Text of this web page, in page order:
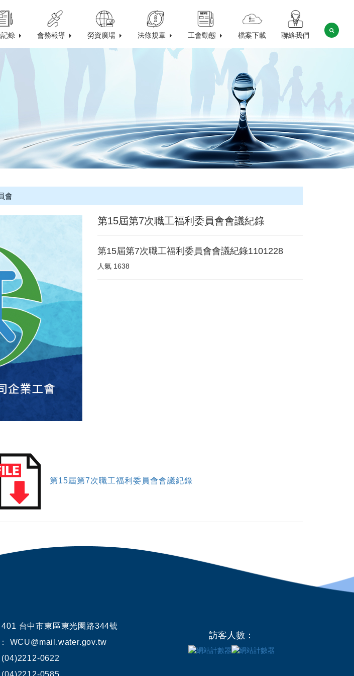
錄 會務報導 勞資廣場 法條規章 工會動態 檔案下載 聯絡我們
會
第15屆第7次職工福利委員會會議紀錄
第15屆第7次職工福利委員會會議紀錄1101228
人氣 1638
第15屆第7次職工福利委員會會議紀錄
401 台中市東區東光園路344號
WCU@mail.water.gov.tw
(04)2212-0622
(04)2212-0585
訪客人數：